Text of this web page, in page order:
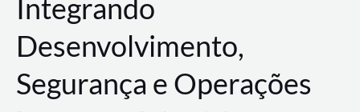
Integrando
Desenvolvimento,
Segurança e Operações